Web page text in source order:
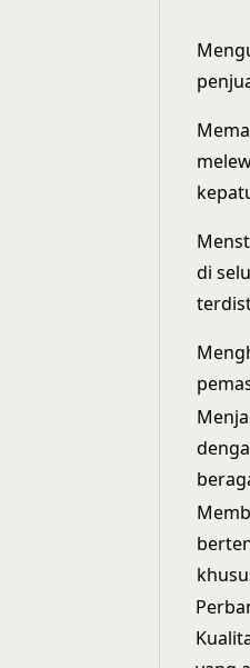
di